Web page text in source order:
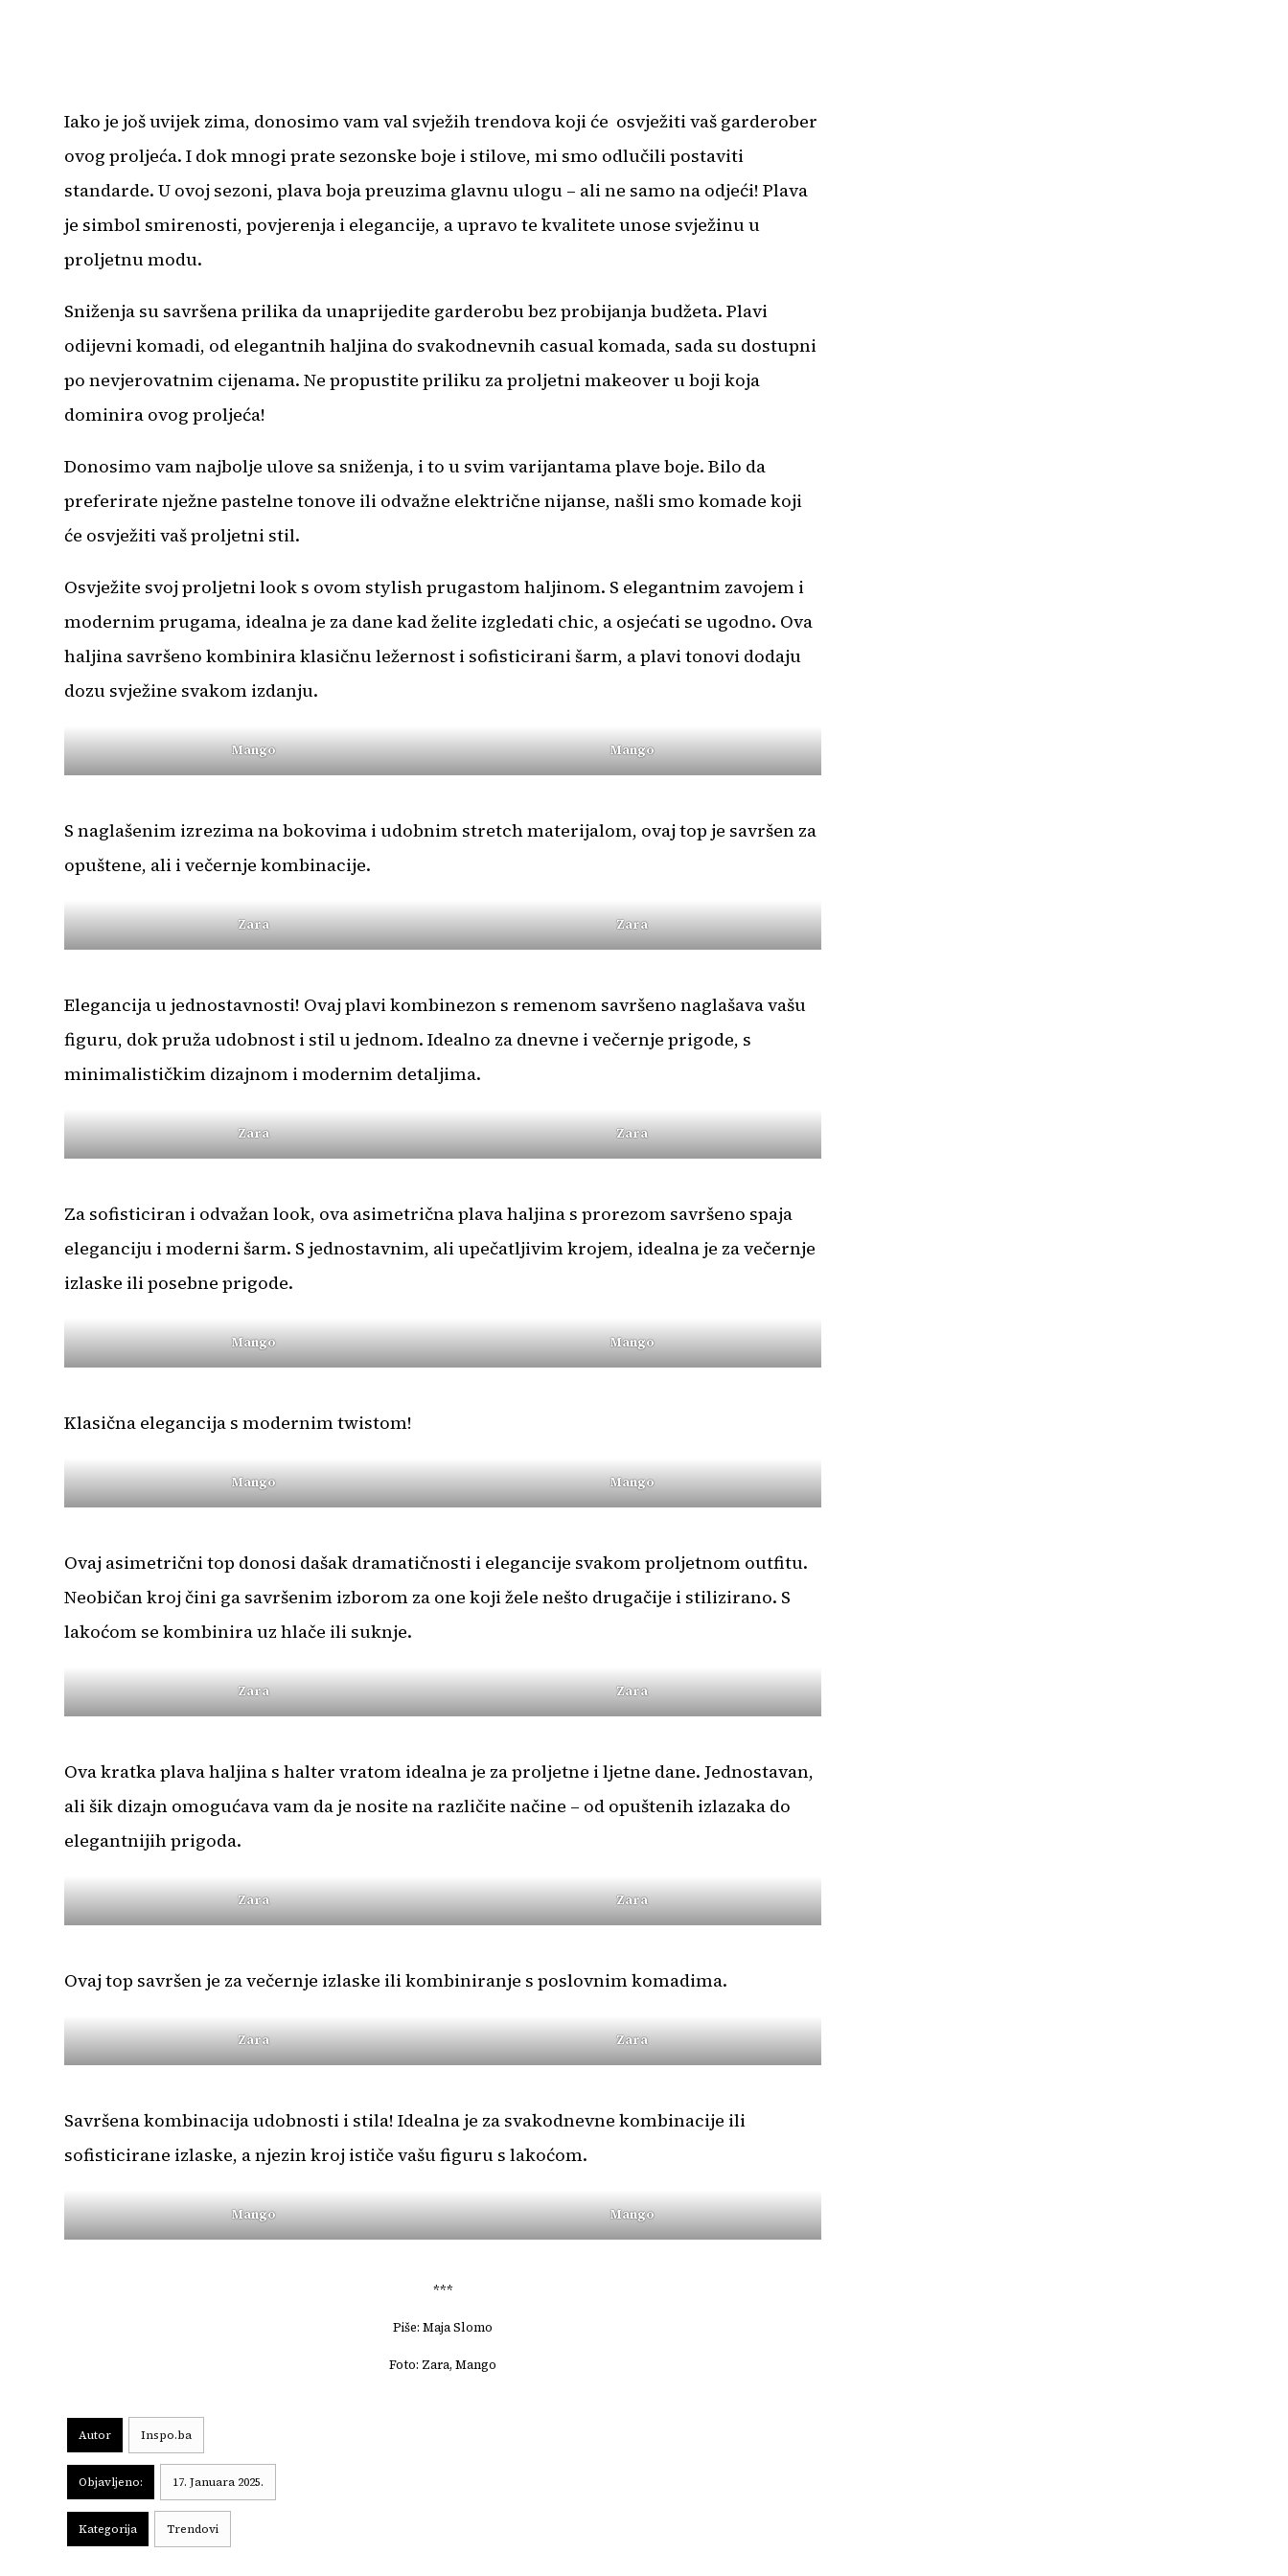
Iako je još uvijek zima, donosimo vam val svježih trendova koji će osvježiti vaš garderober
ovog proljeća. I dok mnogi prate sezonske boje i stilove, mi smo odlučili postaviti
standarde. U ovoj sezoni, plava boja preuzima glavnu ulogu – ali ne samo na odjeći! Plava
je simbol smirenosti, povjerenja i elegancije, a upravo te kvalitete unose svježinu u
proljetnu modu.
Sniženja su savršena prilika da unaprijedite garderobu bez probijanja budžeta. Plavi
odijevni komadi, od elegantnih haljina do svakodnevnih casual komada, sada su dostupni
po nevjerovatnim cijenama. Ne propustite priliku za proljetni makeover u boji koja
dominira ovog proljeća!
Donosimo vam najbolje ulove sa sniženja, i to u svim varijantama plave boje. Bilo da
preferirate nježne pastelne tonove ili odvažne električne nijanse, našli smo komade koji
će osvježiti vaš proljetni stil.
Osvježite svoj proljetni look s ovom stylish prugastom haljinom. S elegantnim zavojem i
modernim prugama, idealna je za dane kad želite izgledati chic, a osjećati se ugodno. Ova
haljina savršeno kombinira klasičnu ležernost i sofisticirani šarm, a plavi tonovi dodaju
dozu svježine svakom izdanju.
Mango Mango
S naglašenim izrezima na bokovima i udobnim stretch materijalom, ovaj top je savršen za
opuštene, ali i večernje kombinacije.
Zara Zara
Elegancija u jednostavnosti! Ovaj plavi kombinezon s remenom savršeno naglašava vašu
figuru, dok pruža udobnost i stil u jednom. Idealno za dnevne i večernje prigode, s
minimalističkim dizajnom i modernim detaljima.
Zara Zara
Za sofisticiran i odvažan look, ova asimetrična plava haljina s prorezom savršeno spaja
eleganciju i moderni šarm. S jednostavnim, ali upečatljivim krojem, idealna je za večernje
izlaske ili posebne prigode.
Mango Mango
Klasična elegancija s modernim twistom!
Mango Mango
Ovaj asimetrični top donosi dašak dramatičnosti i elegancije svakom proljetnom outfitu.
Neobičan kroj čini ga savršenim izborom za one koji žele nešto drugačije i stilizirano. S
lakoćom se kombinira uz hlače ili suknje.
Zara Zara
Ova kratka plava haljina s halter vratom idealna je za proljetne i ljetne dane. Jednostavan,
ali šik dizajn omogućava vam da je nosite na različite načine – od opuštenih izlazaka do
elegantnijih prigoda.
Zara Zara
Ovaj top savršen je za večernje izlaske ili kombiniranje s poslovnim komadima.
Zara Zara
Savršena kombinacija udobnosti i stila! Idealna je za svakodnevne kombinacije ili
sofisticirane izlaske, a njezin kroj ističe vašu figuru s lakoćom.
Mango Mango
***
Piše: Maja Slomo
Foto: Zara, Mango
Autor Inspo.ba
Objavljeno: 17. Januara 2025.
Kategorija Trendovi